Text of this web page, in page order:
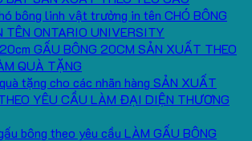
CHÓ BÔNG
TÊN ONTARIO UNIVERSITY
GẤU BÔNG 20CM SẢN XUẤT THEO
QUÀ TẶNG
SẢN XUẤT
YÊU CẦU LÀM ĐẠI DIỆN THƯƠNG
LÀM GẤU BÔNG